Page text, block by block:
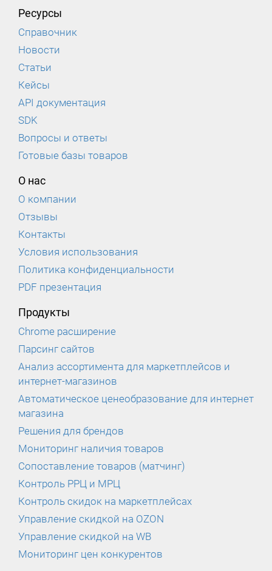
Ресурсы
Справочник
Новости
Статьи
Кейсы
API документация
SDK
Вопросы и ответы
Готовые базы товаров
О нас
О компании
Отзывы
Контакты
Условия использования
Политика конфиденциальности
PDF презентация
Продукты
Chrome расширение
Парсинг сайтов
Анализ ассортимента для маркетплейсов и
интернет-магазинов
Автоматическое ценеобразование для интернет
магазина
Решения для брендов
Мониторинг наличия товаров
Сопоставление товаров (матчинг)
Контроль РРЦ и МРЦ
Контроль скидок на маркетплейсах
Управление скидкой на OZON
Управление скидкой на WB
Мониторинг цен конкурентов